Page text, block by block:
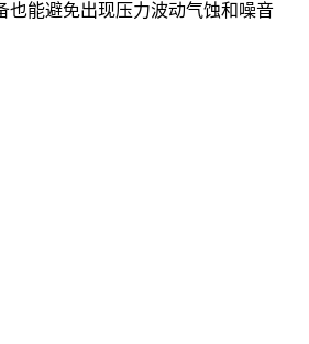
也能避免出现压力波动气蚀和噪音